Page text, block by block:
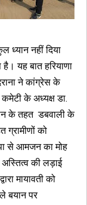
ध्यान नहीं दिया
यह बात हरियाणा
ने कांग्रेस के
कमेटी के अध्यक्ष डा.
के तहत डबवाली के
ग्रामीणों को
से आमजन का मोह
की लड़ाई
मायावती को
बयान पर